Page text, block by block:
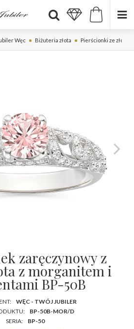
Węc Biżuteria złota Pierścionki ze złota
zaręczynowy z
z morganitem i
BP-50B
WĘC - TWÓJ JUBILER
BP-50B-MOR/D
SERIA:
BP-50